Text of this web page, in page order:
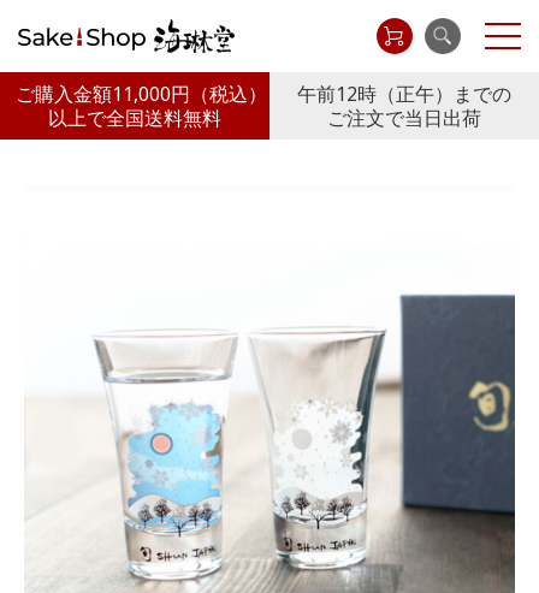
ご購入金額11,000円 （税込）
以上で全国送料無料
午前12時（正午）までの
ご注文で当日出荷